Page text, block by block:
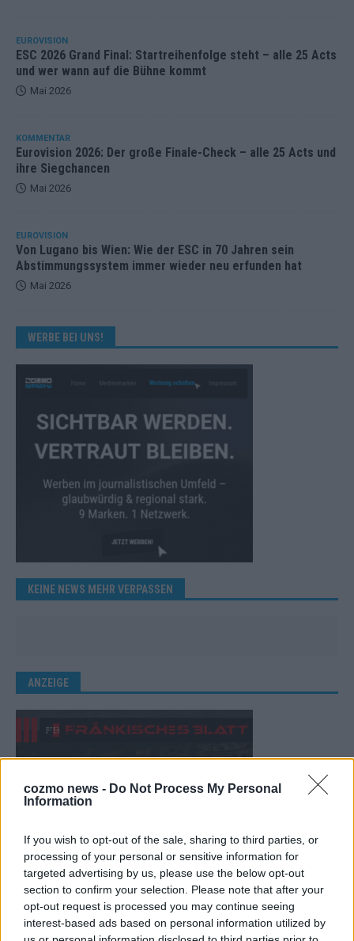
cozmo news - Do Not Process My Personal
Information
If you wish to opt-out of the sale, sharing to third parties, or
processing of your personal or sensitive information for
targeted advertising by us, please use the below opt-out
section to confirm your selection. Please note that after your
opt-out request is processed you may continue seeing
interest-based ads based on personal information utilized by
EUROVISION
ESC 2026 Grand Final: Startreihenfolge steht – alle 25 Acts
und wer wann auf die Bühne kommt
Mai 2026
KOMMENTAR
Eurovision 2026: Der große Finale-Check – alle 25 Acts und
ihre Siegchancen
Mai 2026
EUROVISION
Von Lugano bis Wien: Wie der ESC in 70 Jahren sein
Abstimmungssystem immer wieder neu erfunden hat
Mai 2026
WERBE BEI UNS!
KEINE NEWS MEHR VERPASSEN
ANZEIGE